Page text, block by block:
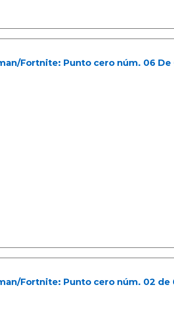
Fortnite: Punto cero núm. 06
Fortnite: Punto cero núm. 02 de